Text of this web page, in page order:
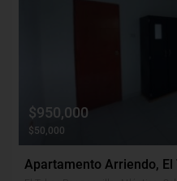
$950,000
$50,000
Apartamento Arriendo,